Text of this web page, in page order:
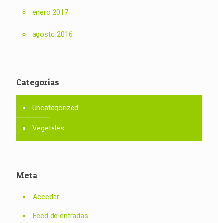
enero 2017
agosto 2016
Categorías
Uncategorized
Vegetales
Meta
Acceder
Feed de entradas